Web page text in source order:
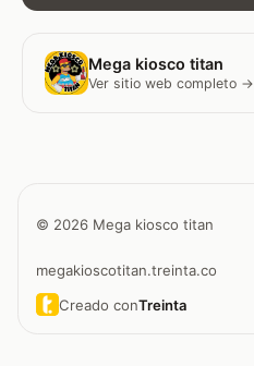
Mega kiosco titan
Ver sitio web completo →
© 2026 Mega kiosco titan
megakioscotitan.treinta.co
Creado conTreinta